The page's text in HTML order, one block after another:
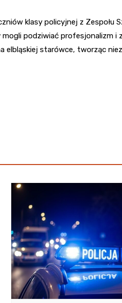
klasy policyjnej z Zespołu
podziwiać profesjonalizm i
elbląskiej starówce, tworząc